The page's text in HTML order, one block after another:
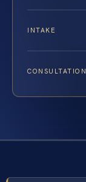
INTAKE
CONSULTATION